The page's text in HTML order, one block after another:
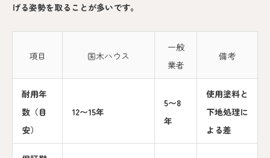
げる姿勢を取ることが多いです。
項目 国木ハウス
一般
業者
備考
耐用年
数（目
安）
12〜15年
5〜8
年
使用塗料と
下地処理に
よる差